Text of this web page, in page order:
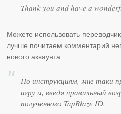
Thank you and have a
Можете использовать
лучше почитаем комментарий
нового аккаунта:
По инструкциям, мне таки
игру и, введя правильный
полученного TapBlaze ID.